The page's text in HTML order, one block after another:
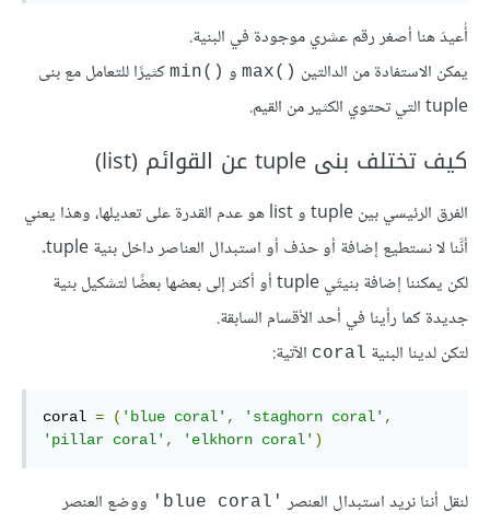
أُعيدَ هنا أصغر رقم عشري موجودة في البنية.
يمكن الاستفادة من الدالتين max()‎ و min()‎ كثيرًا للتعامل مع بنى
tuple التي تحتوي الكثير من القيم.
كيف تختلف بنى tuple عن القوائم (list)
الفرق الرئيسي بين tuple و list هو عدم القدرة على تعديلها، وهذا يعني
أنَّنا لا نستطيع إضافة أو حذف أو استبدال العناصر داخل بنية tuple.
لكن يمكننا إضافة بنيتَي tuple أو أكثر إلى بعضها بعضًا لتشكيل بنية
جديدة كما رأينا في أحد الأقسام السابقة.
لتكن لدينا البنية coral الآتية:
coral = ( 'blue coral' , 'staghorn coral' ,
'pillar coral' , 'elkhorn coral' )
لنقل أننا نريد استبدال العنصر 'blue coral' ووضع العنصر